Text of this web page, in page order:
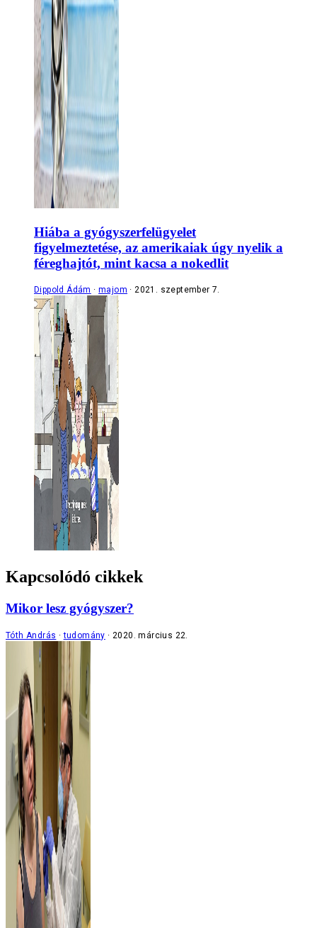
Hiába a gyógyszerfelügyelet
figyelmeztetése, az amerikaiak úgy nyelik a
féreghajtót, mint kacsa a nokedlit
Dippold Ádám majom 2021. szeptember 7.
Kapcsolódó cikkek
Mikor lesz gyógyszer?
Tóth András tudomány 2020. március 22.